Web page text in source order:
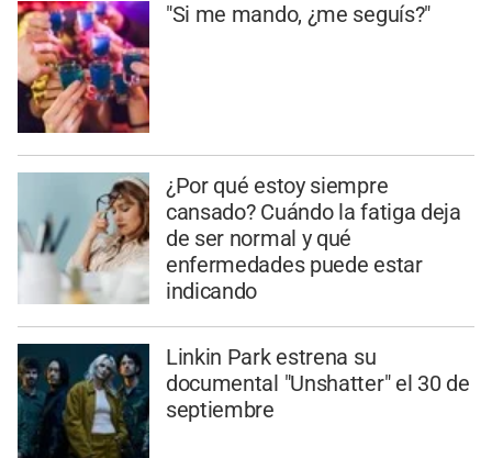
"Si me mando, ¿me seguís?"
¿Por qué estoy siempre
cansado? Cuándo la fatiga deja
de ser normal y qué
enfermedades puede estar
indicando
Linkin Park estrena su
documental "Unshatter" el 30 de
septiembre